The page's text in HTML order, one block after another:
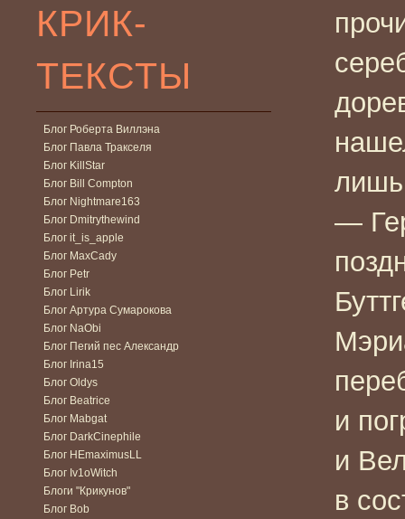
КРИК-
ТЕКСТЫ
Блог Роберта Виллэна
Блог Павла Тракселя
Блог KillStar
Блог Bill Compton
Блог Nightmare163
Блог Dmitrythewind
Блог it_is_apple
Блог MaxCady
Блог Petr
Блог Lirik
Блог Артура Сумарокова
Блог NaObi
Блог Пегий пес Александр
Блог Irina15
Блог Oldys
Блог Beatrice
Блог Mabgat
Блог DarkCinephile
Блог HEmaximusLL
Блог Iv1oWitch
Блоги "Крикунов"
Блог Bob
лишь
—
и
и
в